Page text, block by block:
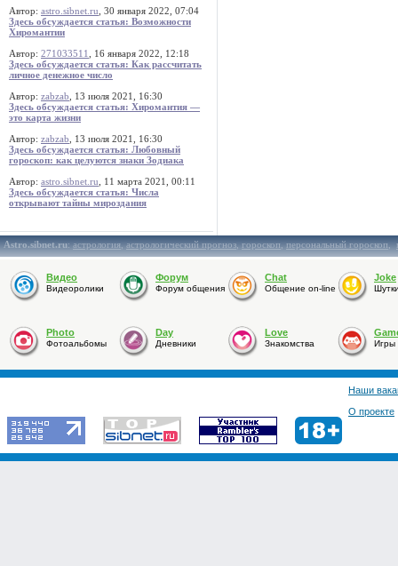
Автор: astro.sibnet.ru , 30 января 2022, 07:04
Здесь обсуждается статья: Возможности
Хиромантии
Автор: 271033511
, 16 января 2022, 12:18
Здесь обсуждается статья: Как рассчитать
личное денежное число
Автор: zabzab , 13 июля 2021, 16:30
Здесь обсуждается статья: Хиромантия —
это карта жизни
Автор: zabzab , 13 июля 2021, 16:30
Здесь обсуждается статья: Любовный
гороскоп: как целуются знаки Зодиака
Автор: astro.sibnet.ru , 11 марта 2021, 00:11
Здесь обсуждается статья: Числа
открывают тайны мироздания
Astro.sibnet.ru:астрология,астрологический прогноз,гороскоп,персональный гороскоп,
Видео
Видеоролики
Форум
Форум общения
Chat
Общение on-line
Joke
Photo
Фотоальбомы
Day
Дневники
Love
Знакомства Игры
Наши
О проекте